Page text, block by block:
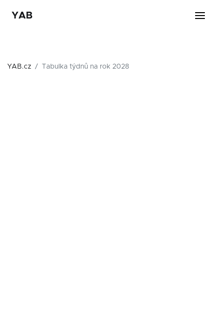
YAB
YAB.cz Tabulka týdnů na rok 2028